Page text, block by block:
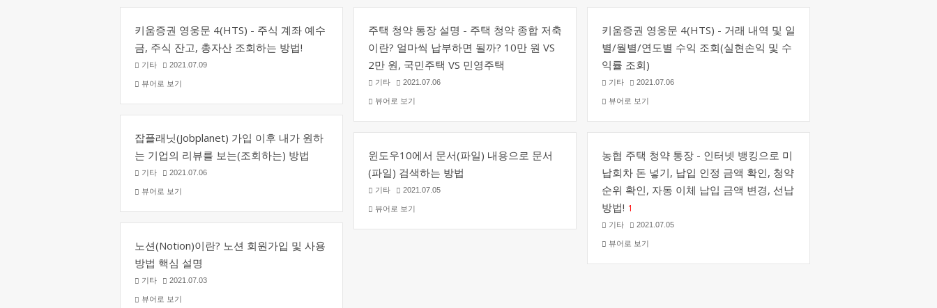
키움증권 영웅문 4(HTS) - 주식 계좌 예수
금, 주식 잔고, 총자산 조회하는 방법!
기타 2021.07.09
뷰어로 보기
주택 청약 통장 설명 - 주택 청약 종합 저축
이란? 얼마씩 납부하면 될까? 10만 원 VS
2만 원, 국민주택 VS 민영주택
기타 2021.07.06
뷰어로 보기
키움증권 영웅문 4(HTS) - 거래 내역 및 일
별/월별/연도별 수익 조회(실현손익 및 수
익률 조회)
기타 2021.07.06
뷰어로 보기
잡플래닛(Jobplanet) 가입 이후 내가 원하
는 기업의 리뷰를 보는(조회하는) 방법
기타 2021.07.06
뷰어로 보기
윈도우10에서 문서(파일) 내용으로 문서
(파일) 검색하는 방법
기타 2021.07.05
뷰어로 보기
농협 주택 청약 통장 - 인터넷 뱅킹으로 미
납회차 돈 넣기, 납입 인정 금액 확인, 청약
순위 확인, 자동 이체 납입 금액 변경, 선납
방법! 1
기타 2021.07.05
뷰어로 보기
노션(Notion)이란? 노션 회원가입 및 사용
방법 핵심 설명
기타 2021.07.03
뷰어로 보기